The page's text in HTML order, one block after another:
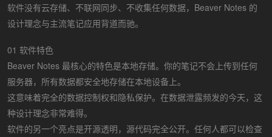
软件没有云存储、不联网同步、不收集任何数据，Beaver Notes 的
设计理念与主流笔记应用背道而驰。
01 软件特色
Beaver Notes 最核心的特色是本地存储。你的笔记不会上传到任何
服务器，所有数据都安全地存储在本地设备上。
这意味着完全的数据控制权和隐私保护。在数据泄露频发的今天，这
种设计理念非常难得。
软件的另一个亮点是开源透明，源代码完全公开。任何人都可以检查